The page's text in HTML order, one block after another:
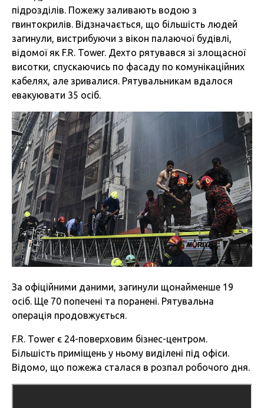
підрозділів. Пожежу заливають водою з
гвинтокрилів. Відзначається, що більшість людей
загинули, вистрибуючи з вікон палаючої будівлі,
відомої як F.R. Tower. Дехто рятувався зі злощасної
висотки, спускаючись по фасаду по комунікаційних
кабелях, але зривалися. Рятувальникам вдалося
евакуювати 35 осіб.
За офіційними даними, загинули щонайменше 19
осіб. Ще 70 попечені та поранені. Рятувальна
операція продовжується.
F.R. Tower є 24-поверховим бізнес-центром.
Більшість приміщень у ньому виділені під офіси.
Відомо, що пожежа сталася в розпал робочого дня.